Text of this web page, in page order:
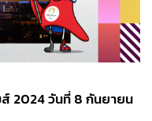
2024 วันที่ 8 กันยายน